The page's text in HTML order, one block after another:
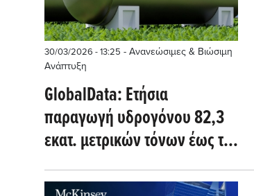
30/03/2026 - 13:25 - Ανανεώσιμες & Βιώσιμη
Ανάπτυξη
GlobalData: Ετήσια
παραγωγή υδρογόνου 82,3
εκατ. μετρικών τόνων έως το
2030